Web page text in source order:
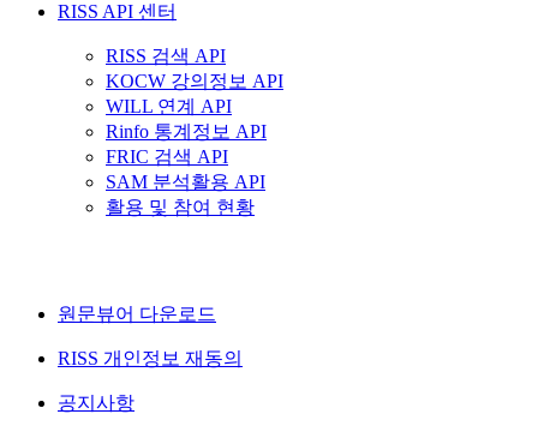
RISS API 센터
RISS 검색 API
KOCW 강의정보 API
WILL 연계 API
Rinfo 통계정보 API
FRIC 검색 API
SAM 분석활용 API
활용 및 참여 현황
원문뷰어 다운로드
RISS 개인정보 재동의
공지사항